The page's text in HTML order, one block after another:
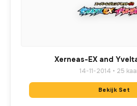
Xerneas-EX and
14-11-2014 • 25
Bekijk Set